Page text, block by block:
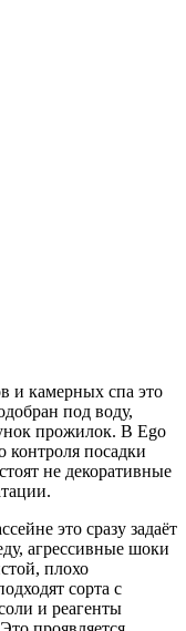
и камерных спа это
под воду,
прожилок. В Ego
контроля посадки
не декоративные
это сразу задаёт
агрессивные шоки
плохо
сорта с
и реагенты